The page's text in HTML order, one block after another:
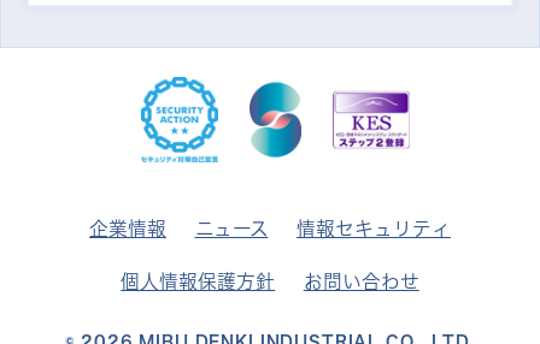
企業情報 ニュース 情報セキュリティ
個人情報保護方針 お問い合わせ